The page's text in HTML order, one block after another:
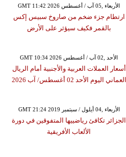
GMT 11:42 2026 الأربعاء ,05 آب / أغسطس
ارتطام جزء ضخم من صاروخ سبيس إكس
بالقمر فكيف سيؤثر على الأرض
GMT 10:34 2026 الأحد ,02 آب / أغسطس
أسعار العملات العربية والأجنبية أمام الريال
العماني اليوم الأحد 02 أغسطس/ آب 2026
GMT 21:24 2019 الأربعاء ,04 أيلول / سبتمبر
الجزائر تكافئ رياضييها المتفوقين في دورة
الألعاب الأفريقية